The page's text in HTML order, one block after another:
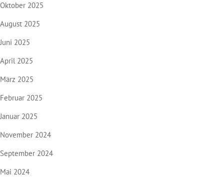
Oktober 2025
August 2025
Juni 2025
April 2025
März 2025
Februar 2025
Januar 2025
November 2024
September 2024
Mai 2024